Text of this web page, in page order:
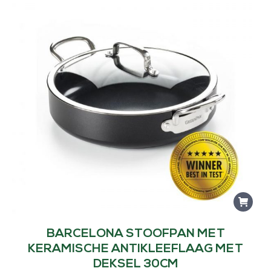
BARCELONA STOOFPAN MET
KERAMISCHE ANTIKLEEFLAAG MET
DEKSEL 30CM